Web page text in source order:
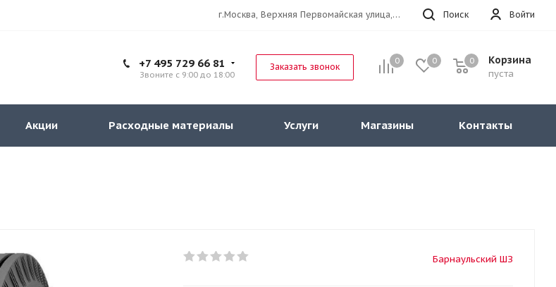
Войти
Поиск
г.Москва, Верхняя Первомайская улица, 47к11 офис 214
0 0 Корзина
пуста
0
+7 495 729 66 81
Звоните с 9:00 до 18:00
Заказать звонок
Акции Расходные материалы Услуги Магазины Контакты
Барнаульский ШЗ